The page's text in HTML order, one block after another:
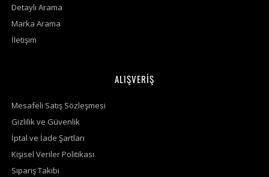
Detaylı Arama
Marka Arama
İletişim
ALIŞVERİŞ
Mesafeli Satış Sözleşmesi
Gizlilik ve Güvenlik
İptal ve İade Şartları
Kişisel Veriler Politikası
Sipariş Takibi